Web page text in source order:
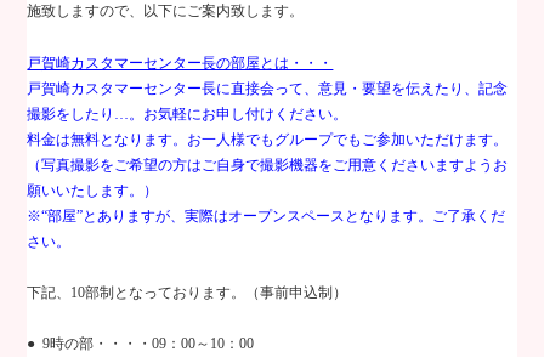
施致しますので、以下にご案内致します。
戸賀崎カスタマーセンター長の部屋とは・・・
戸賀崎カスタマーセンター長に直接会って、意見・要望を伝えたり、記念
撮影をしたり…。お気軽にお申し付けください。
料金は無料となります。お一人様でもグループでもご参加いただけます。
（写真撮影をご希望の方はご自身で撮影機器をご用意くださいますようお
願いいたします。）
※“部屋”とありますが、実際はオープンスペースとなります。ご了承くだ
さい。
下記、 10部制となっております。（事前申込制）
● 9時の部・・・・09 ：00～ 10 ：00